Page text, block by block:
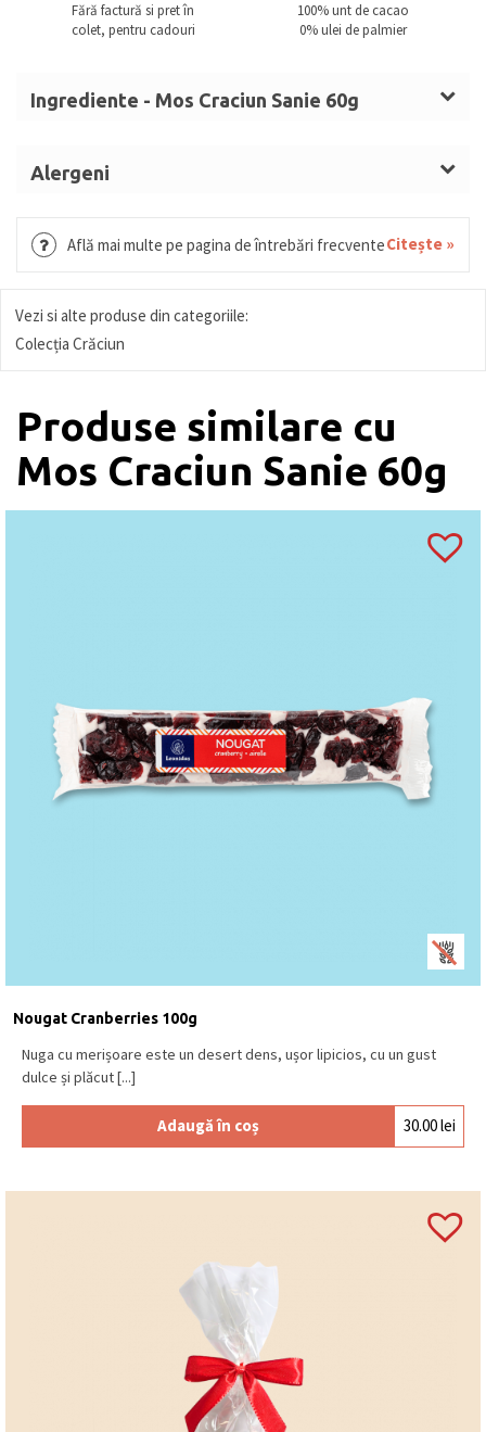
Fără factură si pret în
colet, pentru cadouri
100% unt de cacao
0% ulei de palmier
Ingrediente - Mos Craciun Sanie 60g
cacao, emulgator: lecitine (
Ciocolata cu
solide dinLAPTE: minim 22%)
deLAPTE: minim 22%)
Ciocolată neagră (solide de cacao: minim 54%)
Alergeni
Află mai multe pe pagina de întrebări frecventeCitește »
Vezi si alte produse din categoriile:
Colecția Crăciun
Produse similare cu
Mos Craciun Sanie 60g
Nougat Cranberries 100g
Nuga cu merișoare este un desert dens, ușor lipicios, cu un gust
dulce și plăcut [...]
Adaugă în coș 30.00lei